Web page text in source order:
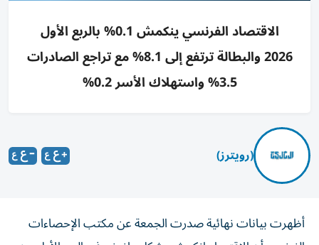
الاقتصاد الفرنسي ينكمش 0.1% بالربع الأول
2026 والبطالة ترتفع إلى 8.1% مع تراجع الصادرات
3.5% واستهلاك الأسر 0.2%
(رويترز)
أظهرت بيانات نهائية صدرت الجمعة عن مكتب الإحصاءات